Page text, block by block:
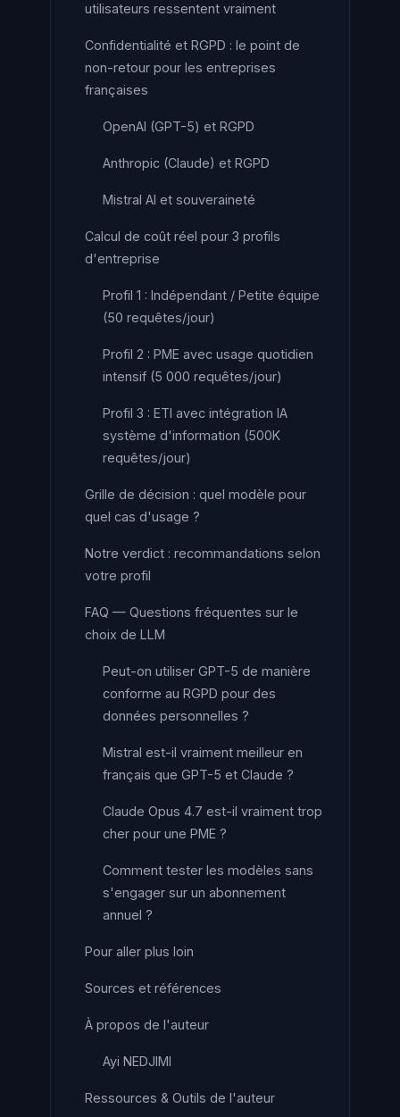
utilisateurs ressentent vraiment
Confidentialité et RGPD : le point de
non-retour pour les entreprises
françaises
OpenAI (GPT-5) et RGPD
Anthropic (Claude) et RGPD
Mistral AI et souveraineté
Calcul de coût réel pour 3 profils
d'entreprise
Profil 1 : Indépendant / Petite équipe
(50 requêtes/jour)
Profil 2 : PME avec usage quotidien
intensif (5 000 requêtes/jour)
Profil 3 : ETI avec intégration IA
système d'information (500K
requêtes/jour)
Grille de décision : quel modèle pour
quel cas d'usage ?
Notre verdict : recommandations selon
votre profil
FAQ — Questions fréquentes sur le
choix de LLM
Peut-on utiliser GPT-5 de manière
conforme au RGPD pour des
données personnelles ?
Mistral est-il vraiment meilleur en
français que GPT-5 et Claude ?
Claude Opus 4.7 est-il vraiment trop
cher pour une PME ?
Comment tester les modèles sans
s'engager sur un abonnement
annuel ?
Pour aller plus loin
Sources et références
À propos de l'auteur
Ayi NEDJIMI
Ressources & Outils de l'auteur